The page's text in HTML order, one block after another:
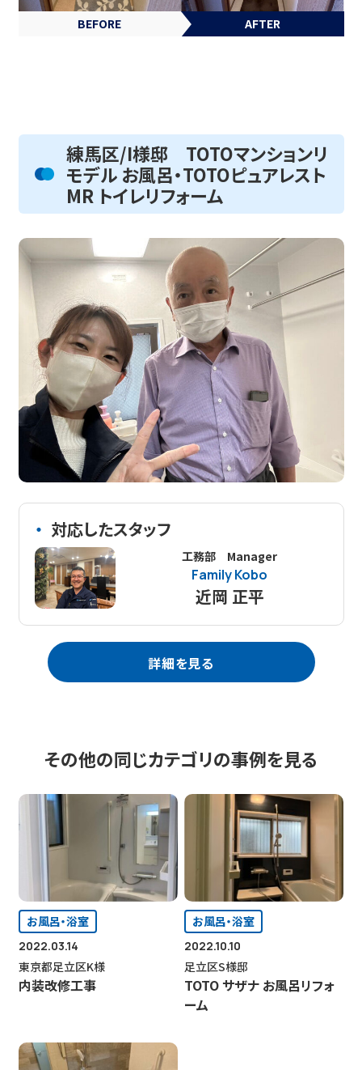
BEFORE AFTER
練馬区/I様邸 TOTOマンションリ
モデル お風呂・TOTOピュアレスト
MR トイレリフォーム
対応したスタッフ
工務部 Manager
Family Kobo
近岡 正平
詳細を見る
その他の同じカテゴリの事例を見る
お風呂・浴室
2022.03.14
東京都足立区K様
内装改修工事
お風呂・浴室
2022.10.10
足立区S様邸
TOTO サザナ お風呂リフォ
ーム